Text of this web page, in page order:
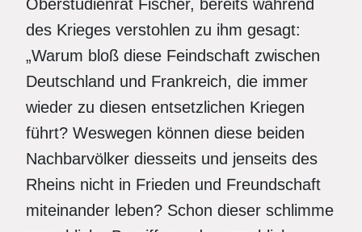
Oberstudienrat Fischer, bereits während
des Krieges verstohlen zu ihm gesagt:
„Warum bloß diese Feindschaft zwischen
Deutschland und Frankreich, die immer
wieder zu diesen entsetzlichen Kriegen
führt? Weswegen können diese beiden
Nachbarvölker diesseits und jenseits des
Rheins nicht in Frieden und Freundschaft
miteinander leben? Schon dieser schlimme